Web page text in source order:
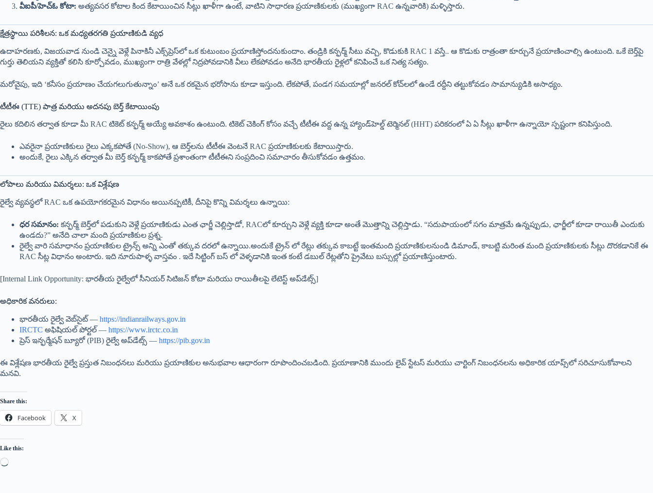
వీఐపీ/హెచ్‌ఓ కోటా: అత్యవసర కోటాల కింద కేటాయించిన సీట్లు ఖాళీగా ఉంటే, వాటిని సాధారణ ప్రయాణికులకు (ముఖ్యంగా RAC ఉన్నవారికి) మళ్ళిస్తారు.
క్షేత్రస్థాయి పరిశీలన: ఒక మధ్యతరగతి ప్రయాణికుడి వ్యధ
ఉదాహరణకు, విజయవాడ నుండి చెన్నై వెళ్లే పినాకినీ ఎక్స్‌ప్రెస్‌లో ఒక కుటుంబం ప్రయాణిస్తోందనుకుందాం. తండ్రికి కన్ఫర్మ్ సీటు వచ్చి, కొడుకుకి RAC 1 వస్తే.. ఆ కొడుకు రాత్రంతా కూర్చునే ప్రయాణించాల్సి ఉంటుంది. ఒకే బెర్త్‌పై
గుర్తు తెలియని వ్యక్తితో కలిసి కూర్చోవడం, ముఖ్యంగా రాత్రి వేళల్లో నిద్రపోవడానికి వీలు లేకపోవడం అనేది భారతీయ రైళ్లలో కనిపించే ఒక నిత్య సత్యం.
మరోవైపు, ఇది ‘కనీసం ప్రయాణం చేయగలుగుతున్నాం’ అనే ఒక రకమైన భరోసాను కూడా ఇస్తుంది. లేకపోతే, పండగ సమయాల్లో జనరల్ కోచ్‌లలో ఉండే రద్దీని తట్టుకోవడం సామాన్యుడికి అసాధ్యం.
టీటీఈ (TTE) పాత్ర మరియు అదనపు బెర్త్ కేటాయింపు
రైలు కదిలిన తర్వాత కూడా మీ RAC టికెట్ కన్ఫర్మ్ అయ్యే అవకాశం ఉంటుంది. టికెట్ చెకింగ్ కోసం వచ్చే టీటీఈ వద్ద ఉన్న హ్యాండ్‌హెల్డ్ టెర్మినల్ (HHT) పరికరంలో ఏ ఏ సీట్లు ఖాళీగా ఉన్నాయో స్పష్టంగా కనిపిస్తుంది.
ఎవరైనా ప్రయాణికులు రైలు ఎక్కకపోతే (No-Show), ఆ బెర్త్‌లను టీటీఈ వెంటనే RAC ప్రయాణికులకు కేటాయిస్తారు.
అందుకే, రైలు ఎక్కిన తర్వాత మీ బెర్త్ కన్ఫర్మ్ కాకపోతే ప్రశాంతంగా టీటీఈని సంప్రదించి సమాచారం తీసుకోవడం ఉత్తమం.
లోపాలు మరియు విమర్శలు: ఒక విశ్లేషణ
రైల్వే వ్యవస్థలో RAC ఒక ఉపయోగకరమైన విధానం అయినప్పటికీ, దీనిపై కొన్ని విమర్శలు ఉన్నాయి:
ధర సమానం: కన్ఫర్మ్ బెర్త్‌లో పడుకుని వెళ్లే ప్రయాణికుడు ఎంత ఛార్జీ చెల్లిస్తాడో, RACలో కూర్చుని వెళ్లే వ్యక్తి కూడా అంతే మొత్తాన్ని చెల్లిస్తాడు. “సదుపాయంలో సగం మాత్రమే ఉన్నప్పుడు, ఛార్జీలో కూడా రాయితీ ఎందుకు
ఉండదు?” అనేది చాలా మంది ప్రయాణికుల ప్రశ్న.
రైల్వే వారి సమాధానం ప్రయాణికుల ట్రైన్స్ అన్ని ఎంతో తక్కువ దరలో ఉన్నాయి.అందుకే ట్రైన్ లో రేట్లు తక్కువ కాబట్టే ఇంతమంది ప్రయాణికులనుండి డిమాండ్, కాబట్టి మరింత మంది ప్రయాణికులకు సీట్లు దొరకడానికే ఈ
RAC సీట్ల విధానం అంటారు. ఇది నూరుపాళ్ళ వాస్తవం . ఇదే సిట్టింగ్ బస్ లో వెళ్ళడానికి ఇంత కంటే డబుల్ రేట్లతోని ప్రైవేటు బస్సుల్లో ప్రయాణిస్తుంటారు.
[Internal Link Opportunity: భారతీయ రైల్వేలో సీనియర్ సిటిజన్ కోటా మరియు రాయితీలపై లేటెస్ట్ అప్‌డేట్స్]
అధికారిక వనరులు:
భారతీయ రైల్వే వెబ్‌సైట్ — https://indianrailways.gov.in
IRCTC అఫిషియల్ పోర్టల్ — https://www.irctc.co.in
ప్రెస్ ఇన్ఫర్మేషన్ బ్యూరో (PIB) రైల్వే అప్‌డేట్స్ — https://pib.gov.in
ఈ విశ్లేషణ భారతీయ రైల్వే ప్రస్తుత నిబంధనలు మరియు ప్రయాణికుల అనుభవాల ఆధారంగా రూపొందించబడింది. ప్రయాణానికి ముందు లైవ్ స్టేటస్ మరియు చార్టింగ్ నిబంధనలను అధికారిక యాప్స్‌లో సరిచూసుకోవాలని
మనవి.
Share this:
Facebook X
Like this: